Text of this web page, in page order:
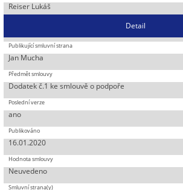
Reiser Lukáš
Detail
Jan Mucha
Dodatek č.1 ke smlouvě o podpoře
ano
16.01.2020
Neuvedeno